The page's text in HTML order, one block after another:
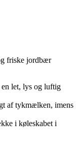
friske jordbær
let, lys og luftig
af tykmælken, imens
i køleskabet i